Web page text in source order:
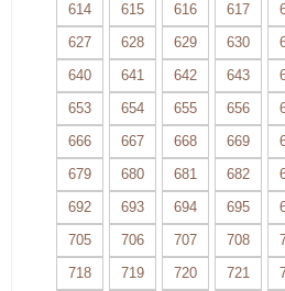
614
615 616 617
627
628 629 630
640
641 642 643
653
654 655 656
666
667 668 669
679
680 681 682
692
693 694 695
705
706 707 708
718
719 720 721